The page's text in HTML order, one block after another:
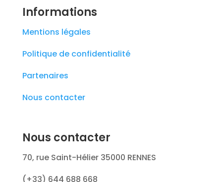
Informations
Mentions légales
Politique de confidentialité
Partenaires
Nous contacter
Nous contacter
70, rue Saint-Hélier 35000 RENNES
(+33) 644 688 668